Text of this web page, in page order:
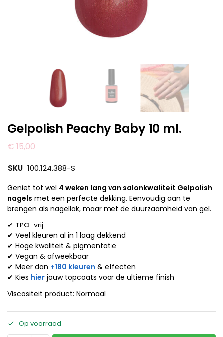
Gelpolish Peachy Baby 10 ml.
€ 15,00
SKU 100.124.388-S
Geniet tot wel 4 weken lang van salonkwaliteit Gelpolish
nagels met een perfecte dekking. Eenvoudig aan te
brengen als nagellak, maar met de duurzaamheid van gel.
✔ TPO-vrij
✔ Veel kleuren al in 1 laag dekkend
✔ Hoge kwaliteit & pigmentatie
✔ Vegan & afweekbaar
✔ Meer dan +180 kleuren & effecten
✔ Kies hier jouw topcoats voor de ultieme finish
Viscositeit product: Normaal
Op voorraad